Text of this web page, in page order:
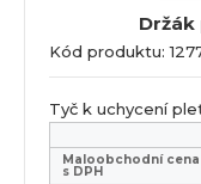
Držák
Kód produktu:
Tyč k uchycení
Maloobchodní cena
s DPH